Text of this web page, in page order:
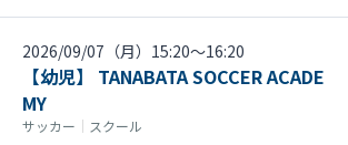
2026/09/07（月）15:20〜16:20
【幼児】 TANABATA SOCCER ACADE
MY
サッカー ｜ スクール